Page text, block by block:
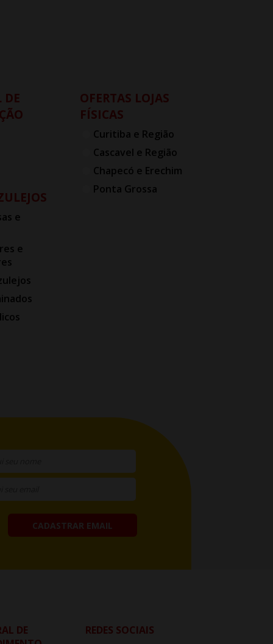
DE
e
e
OFERTAS LOJAS
FÍSICAS
Curitiba e Região
Cascavel e Região
Chapecó e Erechim
Ponta Grossa
CADASTRAR EMAIL
DE
REDES SOCIAIS